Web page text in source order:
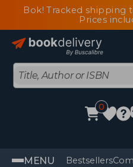
Bok! Tracked shipping
Prices
0
MENU Bestsellers